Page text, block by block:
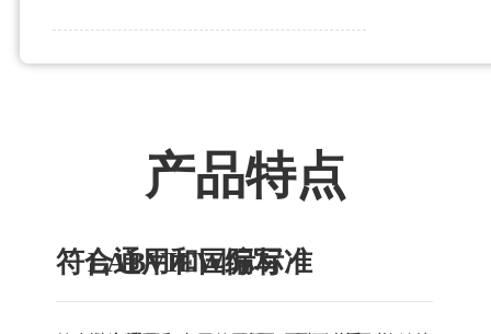
产品特点
符合通用和国际标准
LABVIEW编写